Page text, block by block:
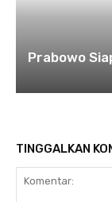
Prabowo
TINGGALKAN